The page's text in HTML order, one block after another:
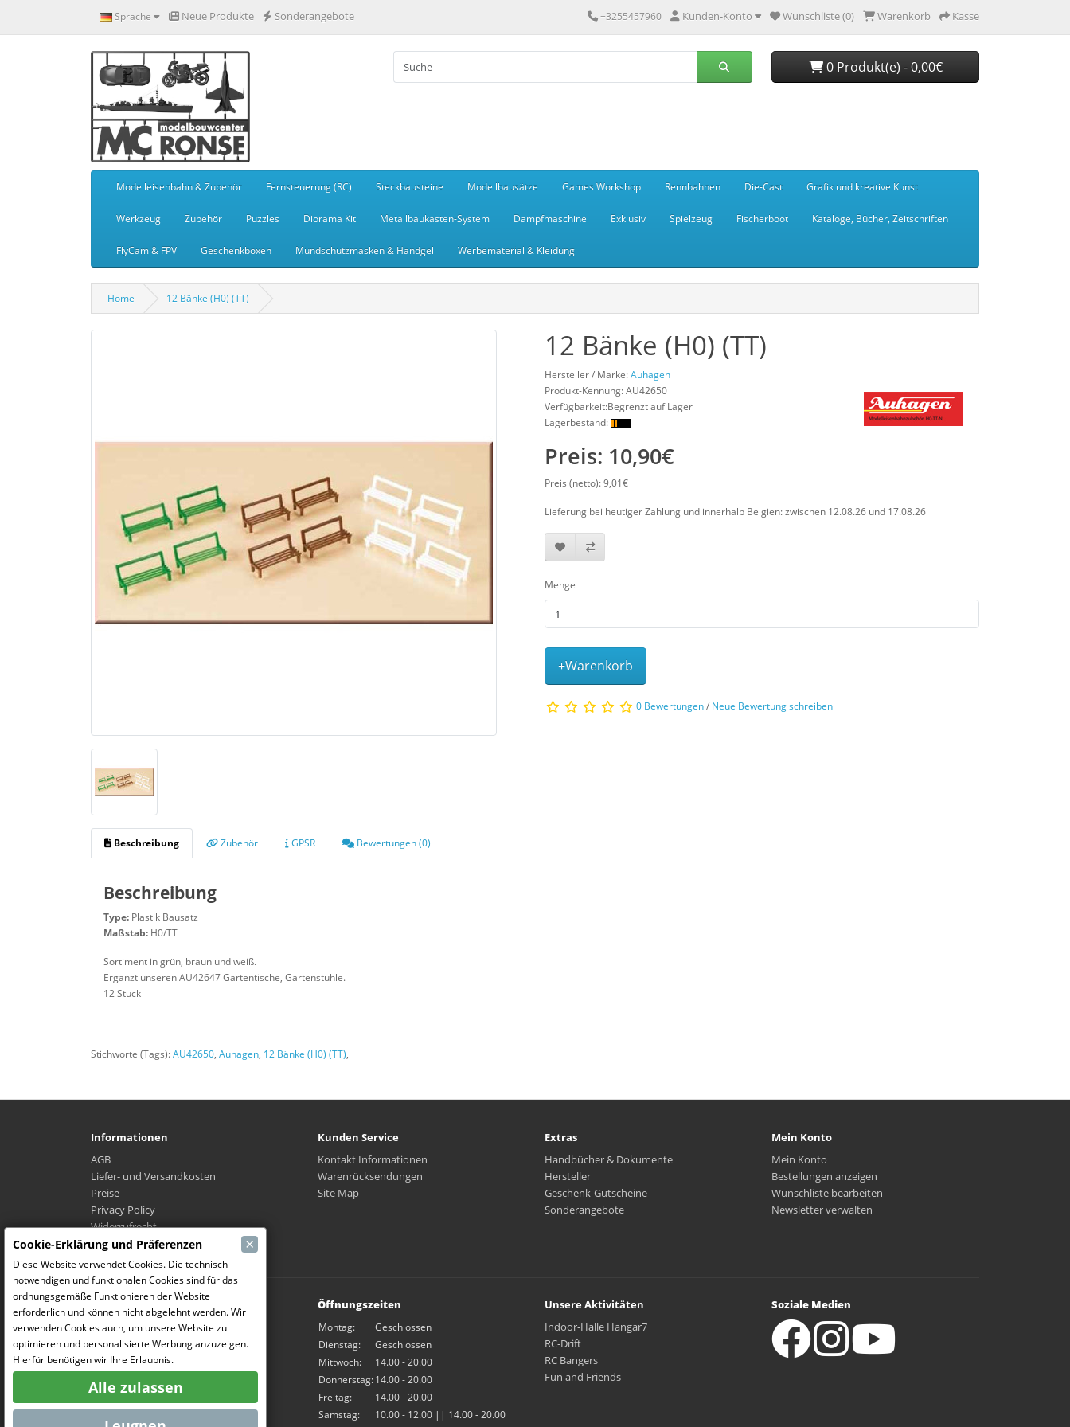
Sprache Neue Produkte Sonderangebote +3255457960 Kunden-Konto Wunschliste (0) Warenkorb Kasse
0 Produkt(e) - 0,00€
Modelleisenbahn & Zubehör Fernsteuerung (RC) Steckbausteine Modellbausätze Games Workshop Rennbahnen Die-Cast Grafik und kreative Kunst
Werkzeug Zubehör Puzzles Diorama Kit Metallbaukasten-System Dampfmaschine Exklusiv Spielzeug Fischerboot Kataloge, Bücher, Zeitschriften
FlyCam & FPV Geschenkboxen Mundschutzmasken & Handgel Werbematerial & Kleidung
Home 12 Bänke (H0) (TT)
12 Bänke (H0) (TT)
Hersteller / Marke:Auhagen
Produkt-Kennung:AU42650
Verfügbarkeit:Begrenzt auf Lager
Lagerbestand:
Preis: 10,90€
Preis (netto): 9,01€
Lieferung bei heutiger Zahlung und innerhalb Belgien: zwischen 12.08.26 und 17.08.26
Menge
+Warenkorb
0 Bewertungen/ Neue Bewertung schreiben
Beschreibung Zubehör GPSR Bewertungen (0)
Beschreibung
Type: Plastik Bausatz
Maßstab: H0/TT
Sortiment in grün, braun und weiß.
Ergänzt unseren AU42647 Gartentische, Gartenstühle.
12 Stück
Stichworte (Tags):AU42650, Auhagen, 12 Bänke (H0) (TT),
Informationen
AGB
Liefer- und Versandkosten
Preise
Privacy Policy
Widerrufrecht
Wo ist mein Paket?
Kunden Service
Kontakt Informationen
Warenrücksendungen
Site Map
Extras
Handbücher & Dokumente
Hersteller
Geschenk-Gutscheine
Sonderangebote
Mein Konto
Mein Konto
Bestellungen anzeigen
Wunschliste bearbeiten
Newsletter verwalten
Modelbouw Dekeyser B.V.
Weverijstraat 14
9600 Ronse
Belgium
+3255457960
info@mcronse.be
BE0861.419.683
Öffnungszeiten
Montag:
Geschlossen
Dienstag:
Geschlossen
Mittwoch:
14.00 - 20.00
Donnerstag:14.00 - 20.00
Freitag:
14.00 - 20.00
Samstag:
10.00 - 12.00 || 14.00 - 20.00
Unsere Aktivitäten
Indoor-Halle Hangar7
RC-Drift
RC Bangers
Fun and Friends
Soziale Medien
Cookie-Erklärung und Präferenzen ×
Diese Website verwendet Cookies. Die technisch
notwendigen und funktionalen Cookies sind für das
ordnungsgemäße Funktionieren der Website
erforderlich und können nicht abgelehnt werden. Wir
verwenden Cookies auch, um unsere Website zu
optimieren und personalisierte Werbung anzuzeigen.
Hierfür benötigen wir Ihre Erlaubnis.
Alle zulassen